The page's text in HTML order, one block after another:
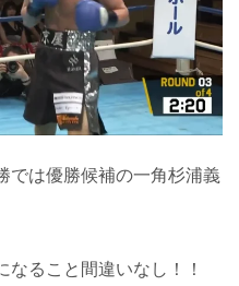
では優勝候補の一角杉浦義
ること間違いなし！！